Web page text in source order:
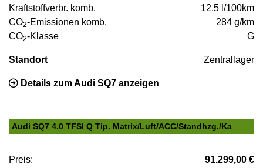
Kraftstoffverbr. komb.
12,5 l/100km
CO2-Emissionen komb.
284 g/km
CO2-Klasse G
Standort Zentrallager
Details zum Audi SQ7 anzeigen
Audi SQ7 4.0 TFSI Q Tip. Matrix/Luft/ACC/Standhzg./Ka
Preis:
91.299,00 €